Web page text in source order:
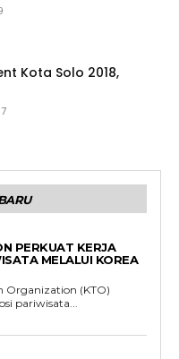
Kota Solo 2018,
PERKUAT KERJA
MELALUI KOREA
Organization (KTO)
pariwisata...